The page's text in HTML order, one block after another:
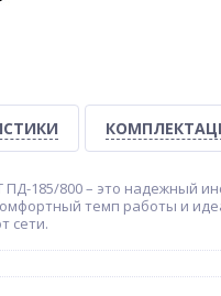
185/800 – это надежный
темп работы и
сети.